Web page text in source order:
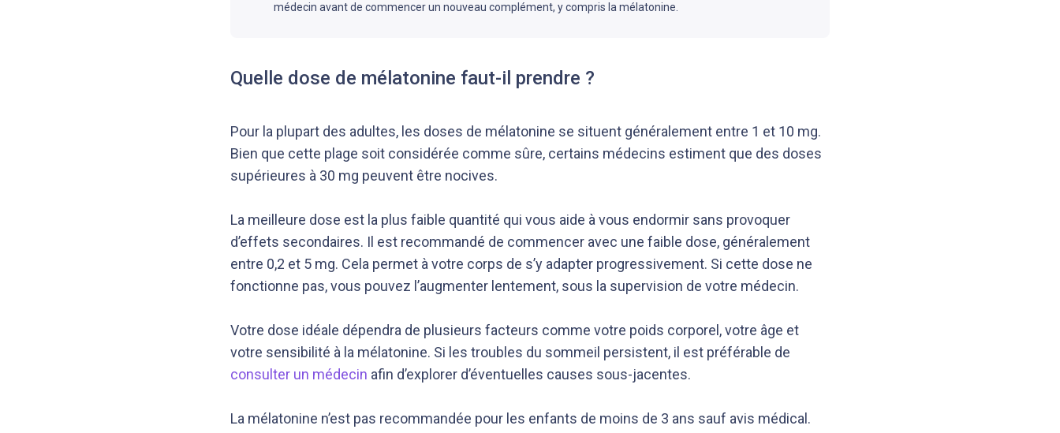
médecin avant de commencer un nouveau complément, y compris la mélatonine.
Quelle dose de mélatonine faut-il prendre ?
Pour la plupart des adultes, les doses de mélatonine se situent généralement entre 1 et 10 mg.
Bien que cette plage soit considérée comme sûre, certains médecins estiment que des doses
supérieures à 30 mg peuvent être nocives.
La meilleure dose est la plus faible quantité qui vous aide à vous endormir sans provoquer
d’effets secondaires. Il est recommandé de commencer avec une faible dose, généralement
entre 0,2 et 5 mg. Cela permet à votre corps de s’y adapter progressivement. Si cette dose ne
fonctionne pas, vous pouvez l’augmenter lentement, sous la supervision de votre médecin.
Votre dose idéale dépendra de plusieurs facteurs comme votre poids corporel, votre âge et
votre sensibilité à la mélatonine. Si les troubles du sommeil persistent, il est préférable de
consulter un médecin afin d’explorer d’éventuelles causes sous-jacentes.
La mélatonine n’est pas recommandée pour les enfants de moins de 3 ans sauf avis médical.